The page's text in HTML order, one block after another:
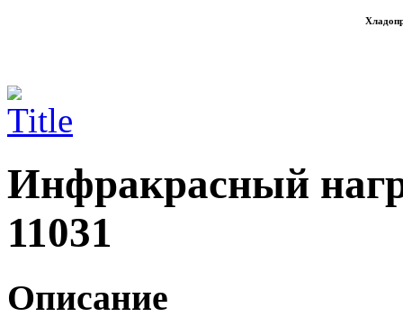
Инфракрасный
11031
Описание